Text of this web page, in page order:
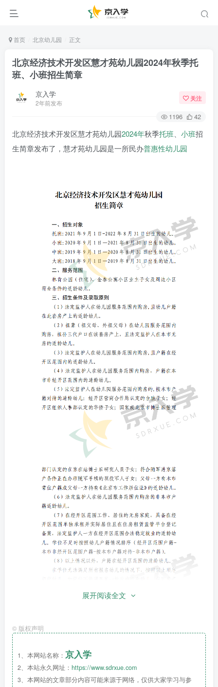
首页 北京幼儿园 正文
北京经济技术开发区慧才苑幼儿园2024年秋季托
班、小班招生简章
京入学
2年前发布
关注
1196 42
北京经济技术开发区慧才苑幼儿园2024年秋季托班 小班招
生简章发布了，慧才苑幼儿园是一所民办普惠性幼儿园
展开阅读全文
© 版权声明
1、本网站名称： 京入学
2、本站永久网址： https://www.sdrxue.com
3、本网站的文章部分内容可能来源于网络，仅供大家学习与参